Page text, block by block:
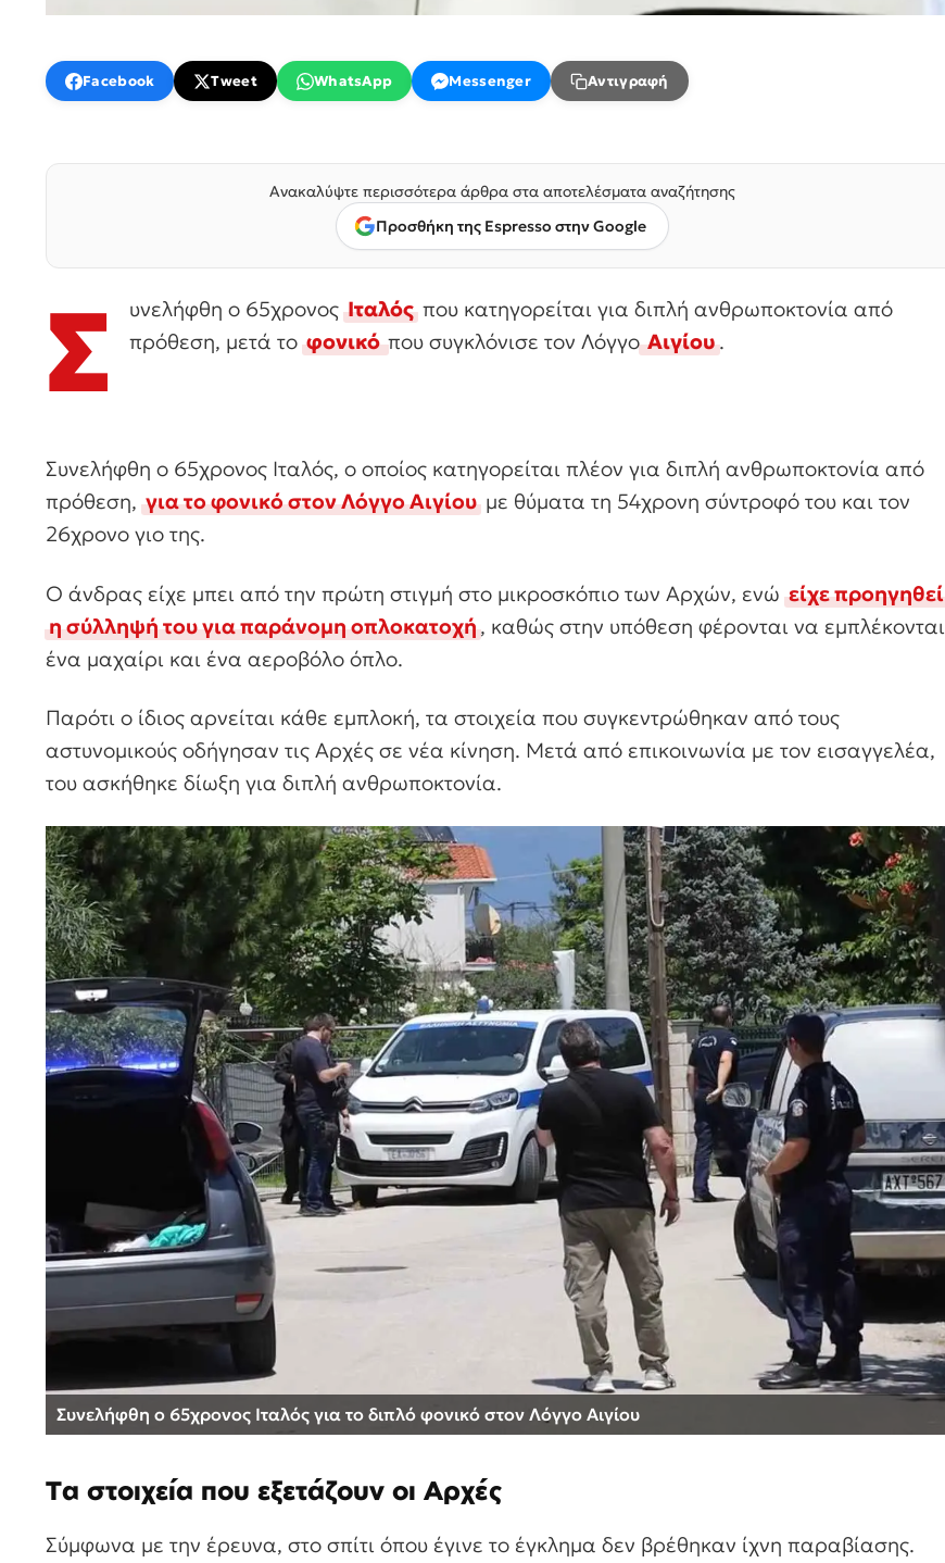
Facebook Tweet WhatsApp Messenger Αντιγραφή
Ανακαλύψτε περισσότερα άρθρα στα αποτελέσματα αναζήτησης
Προσθήκη της Espresso στην Google
Σ υνελήφθη ο 65χρονοςΙταλόςπου κατηγορείται για διπλή ανθρωποκτονία από
πρόθεση, μετά τοφονικό που συγκλόνισε τον ΛόγγοΑιγίου.
Συνελήφθη ο 65χρονος Ιταλός, ο οποίος κατηγορείται πλέον για διπλή ανθρωποκτονία από
πρόθεση,για το φονικό στον Λόγγο Αιγίουμε θύματα τη 54χρονη σύντροφό του και τον
26χρονο γιο της.
Ο άνδρας είχε μπει από την πρώτη στιγμή στο μικροσκόπιο των Αρχών, ενώείχε προηγηθεί
η σύλληψή του για παράνομη οπλοκατοχή, καθώς στην υπόθεση φέρονται να εμπλέκονται
ένα μαχαίρι και ένα αεροβόλο όπλο.
Παρότι ο ίδιος αρνείται κάθε εμπλοκή, τα στοιχεία που συγκεντρώθηκαν από τους
αστυνομικούς οδήγησαν τις Αρχές σε νέα κίνηση. Μετά από επικοινωνία με τον εισαγγελέα,
του ασκήθηκε δίωξη για διπλή ανθρωποκτονία.
Συνελήφθη ο 65χρονος Ιταλός για το διπλό φονικό στον Λόγγο Αιγίου
Τα στοιχεία που εξετάζουν οι Αρχές
Σύμφωνα με την έρευνα, στο σπίτι όπου έγινε το έγκλημα δεν βρέθηκαν ίχνη παραβίασης.